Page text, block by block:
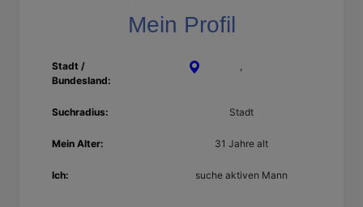
Mein Profil
Stadt /
Bundesland:
,
Suchradius: Stadt
Mein Alter: 31 Jahre alt
Ich: suche aktiven Mann